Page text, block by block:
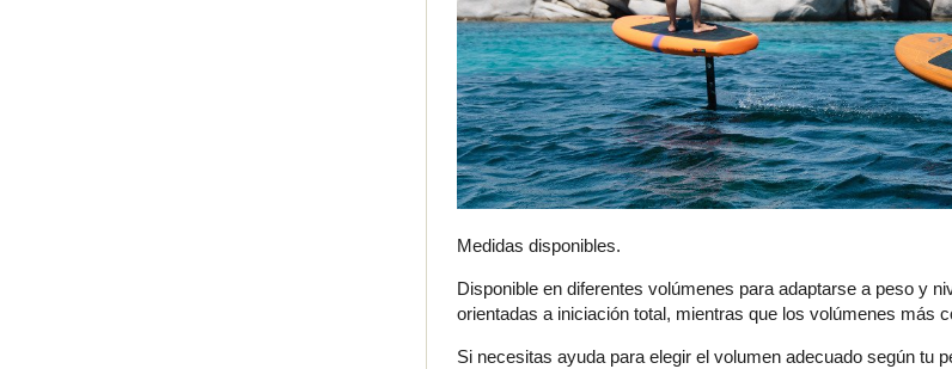
Medidas disponibles.
Disponible en diferentes volúmenes para adaptarse a peso y
orientadas a iniciación total, mientras que los volúmenes más
Si necesitas ayuda para elegir el volumen adecuado según tu